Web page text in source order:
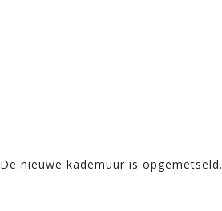
nieuwe kademuur is opgemetseld.